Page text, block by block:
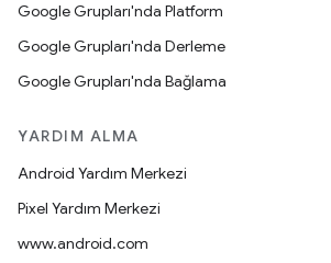
Google Grupları'nda Platform
Google Grupları'nda Derleme
Google Grupları'nda Bağlama
YARDIM ALMA
Android Yardım Merkezi
Pixel Yardım Merkezi
www.android.com